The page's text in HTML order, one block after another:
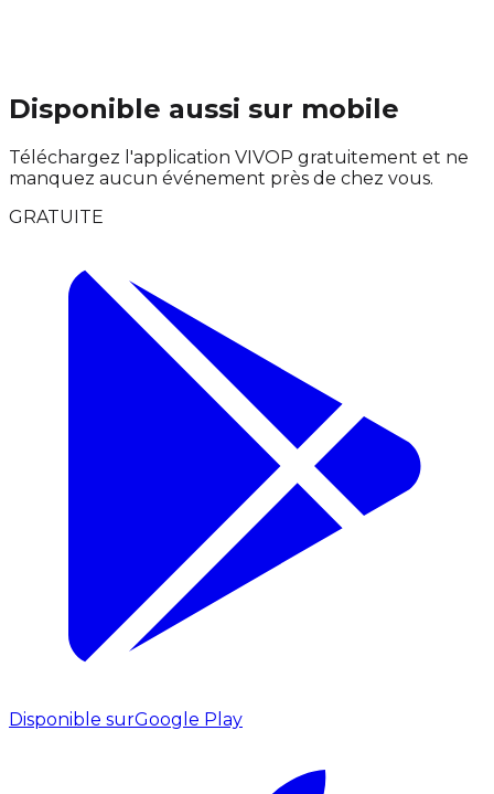
Disponible aussi sur mobile
Téléchargez l'application VIVOP gratuitement et ne
manquez aucun événement près de chez vous.
GRATUITE
Disponible surGoogle Play